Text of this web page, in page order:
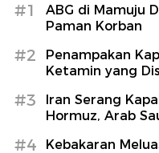
#1
ABG di Mamuju
Paman Korban
#2
Penampakan
Ketamin yang
#3
Iran Serang
Hormuz, Arab
#4
Kebakaran